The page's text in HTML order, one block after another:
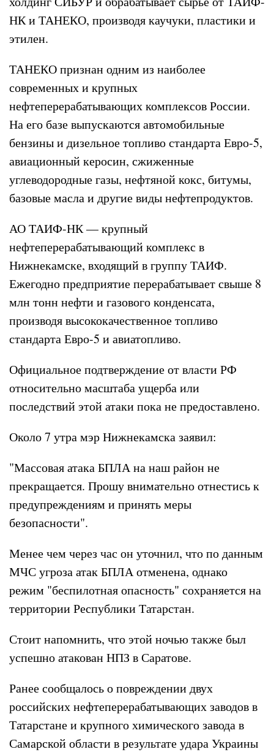
НК и ТАНЕКО, производя каучуки, пластики и
этилен.
ТАНЕКО признан одним из наиболее
современных и крупных
нефтеперерабатывающих комплексов России.
На его базе выпускаются автомобильные
бензины и дизельное топливо стандарта Евро-5,
авиационный керосин, сжиженные
углеводородные газы, нефтяной кокс, битумы,
базовые масла и другие виды нефтепродуктов.
АО ТАИФ-НК — крупный
нефтеперерабатывающий комплекс в
Нижнекамске, входящий в группу ТАИФ.
Ежегодно предприятие перерабатывает свыше 8
млн тонн нефти и газового конденсата,
производя высококачественное топливо
стандарта Евро-5 и авиатопливо.
Официальное подтверждение от власти РФ
относительно масштаба ущерба или
последствий этой атаки пока не предоставлено.
Около 7 утра мэр Нижнекамска заявил:
"Массовая атака БПЛА на наш район не
прекращается. Прошу внимательно отнестись к
предупреждениям и принять меры
безопасности".
Менее чем через час он уточнил, что по данным
МЧС угроза атак БПЛА отменена, однако
режим "беспилотная опасность" сохраняется на
территории Республики Татарстан.
Стоит напомнить, что этой ночью также был
успешно атакован НПЗ в Саратове.
Ранее сообщалось о повреждении двух
российских нефтеперерабатывающих заводов в
Татарстане и крупного химического завода в
Самарской области в результате удара Украины